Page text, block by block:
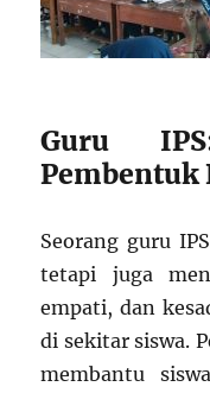
Guru
Pembentuk
Seorang guru
tetapi juga
empati, dan
di sekitar siswa.
membantu